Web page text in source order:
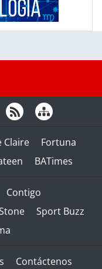
Claire
Fortuna
BATimes
Contigo
Sport Buzz
Contáctenos